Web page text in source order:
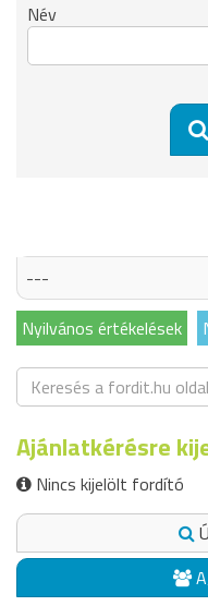
Név
---
Nyilvános értékelések
Ajánlatkérésre
Nincs kijelölt fordító